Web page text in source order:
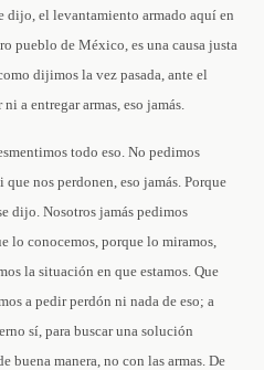
dijo, el levantamiento armado aquí en
pueblo de México, es una causa justa
dijimos la vez pasada, ante el
a entregar armas, eso jamás.
todo eso. No pedimos
nos perdonen, eso jamás. Porque
dijo. Nosotros jamás pedimos
lo conocemos, porque lo miramos,
la situación en que estamos. Que
a pedir perdón ni nada de eso; a
sí, para buscar una solución
buena manera, no con las armas. De